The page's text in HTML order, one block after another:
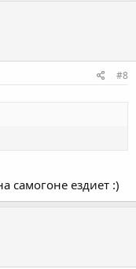
#8
самогоне ездиет :)